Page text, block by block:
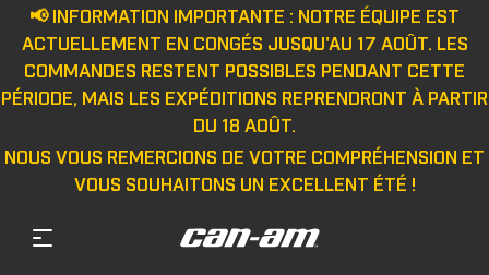
📢 INFORMATION IMPORTANTE : NOTRE ÉQUIPE EST
ACTUELLEMENT EN CONGÉS JUSQU'AU 17 AOÛT. LES
COMMANDES RESTENT POSSIBLES PENDANT CETTE
PÉRIODE, MAIS LES EXPÉDITIONS REPRENDRONT À PARTIR
DU 18 AOÛT.
NOUS VOUS REMERCIONS DE VOTRE COMPRÉHENSION ET
VOUS SOUHAITONS UN EXCELLENT ÉTÉ !